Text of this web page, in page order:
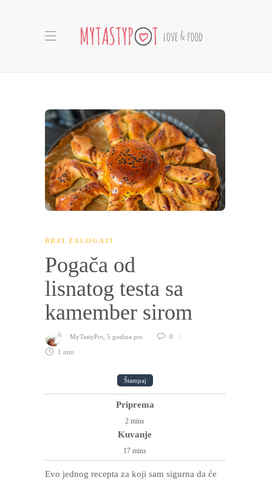
BRZI ZALOGAJI
Pogača od
lisnatog testa sa
kamember sirom
MyTastyPot, 5 godina pre 0
1 min
Štampaj
Priprema
2 mins
Kuvanje
17 mins
Evo jednog recepta za koji sam sigurna da će